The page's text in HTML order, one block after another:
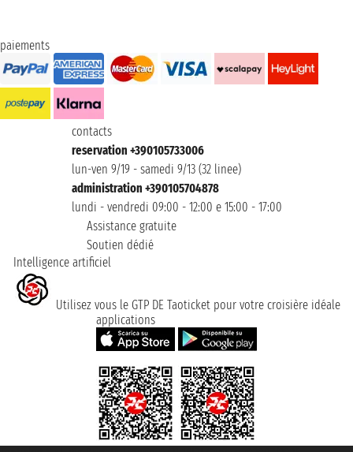
paiements
contacts
reservation +390105733006
lun-ven 9/19 - samedi 9/13 (32 linee)
administration +390105704878
lundi - vendredi 09:00 - 12:00 e 15:00 - 17:00
Assistance gratuite
Soutien dédié
Intelligence artificiel
Utilisez vous le GTP DE Taoticket pour votre croisière idéale
applications